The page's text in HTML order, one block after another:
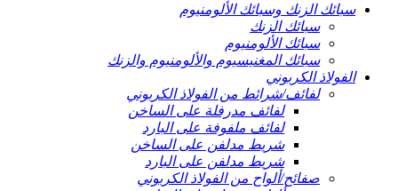
سبائك الزنك وسبائك الألومنيوم
سبائك الزنك
سبائك الألومنيوم
سبائك المغنيسيوم والألومنيوم والزنك
الفولاذ الكربوني
لفائف/شرائط من الفولاذ الكربوني
لفائف مدرفلة على الساخن
لفائف ملفوفة على البارد
شريط مدلفن على الساخن
شريط مدلفن على البارد
صفائح/ألواح من الفولاذ الكربوني